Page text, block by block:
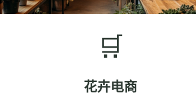
🛒
花卉电商